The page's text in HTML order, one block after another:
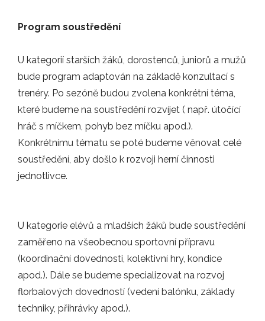
Píše se začátek května, a to již…
ZÁPASY
24.03.2025
V neděli 23. 3. jsme opět zavítali do…
ZÁPASY
Poprvé v tomto roce se vám hlásím s…
ZÁPASY
07.02.2025
Program soustředění
U kategorií starších žáků, dorostenců, juniorů a mužů
bude program adaptován na základě konzultací s
trenéry. Po sezóně budou zvolena konkrétní téma,
které budeme na soustředění rozvíjet ( např. útočící
hráč s míčkem, pohyb bez míčku apod.).
Konkrétnímu tématu se poté budeme věnovat celé
soustředění, aby došlo k rozvoji herní činnosti
jednotlivce.
U kategorie elévů a mladších žáků bude soustředění
zaměřeno na všeobecnou sportovní přípravu
(koordinační dovednosti, kolektivní hry, kondice
apod.). Dále se budeme specializovat na rozvoj
florbalových dovedností (vedení balónku, základy
techniky, přihrávky apod.).